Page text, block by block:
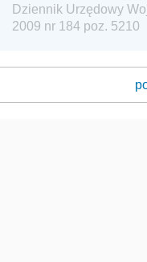
Dziennik Urzędowy
2009 nr 184 poz. 5210